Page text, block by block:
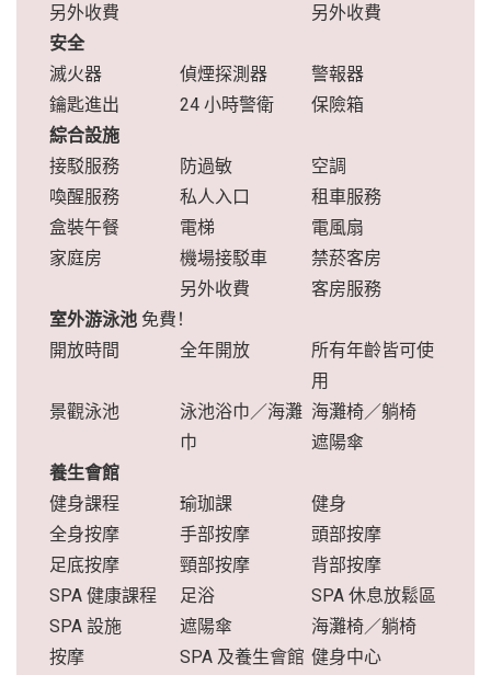
另外收費
另外收費
安全
滅火器
偵煙探測器
警報器
鑰匙進出
24 小時警衛
保險箱
綜合設施
接駁服務
防過敏
空調
喚醒服務
私人入口
租車服務
盒裝午餐
電梯
電風扇
家庭房
機場接駁車
另外收費
禁菸客房
客房服務
室外游泳池 免費！
開放時間
全年開放
所有年齡皆可使
用
景觀泳池
泳池浴巾／海灘
巾
海灘椅／躺椅
遮陽傘
養生會館
健身課程
瑜珈課
健身
全身按摩
手部按摩
頭部按摩
足底按摩
頸部按摩
背部按摩
SPA 健康課程
足浴
SPA 休息放鬆區
SPA 設施
遮陽傘
海灘椅／躺椅
按摩
SPA 及養生會館 健身中心